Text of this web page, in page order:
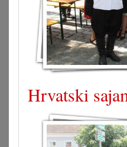
Hrvatski